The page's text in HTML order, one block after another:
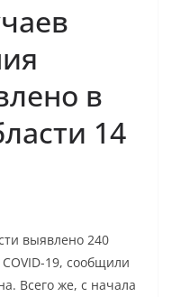
в
14
выявлено 240
19, сообщили
Всего же, с начала